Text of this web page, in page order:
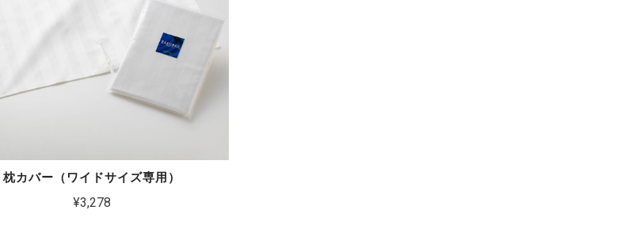
枕カバー（ワイドサイズ専用）
¥3,278